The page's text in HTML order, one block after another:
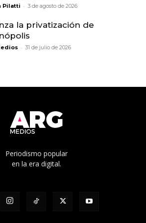
Pilatti - 3 de agosto de 2026
la privatización de
- 31 de julio de 2026
Periodismo popular
en la era digital.